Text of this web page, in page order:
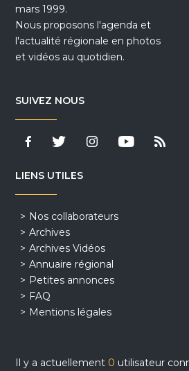
mars 1999.
Nous proposons l'agenda et
l'actualité régionale en photos
et vidéos au quotidien.
SUIVEZ NOUS
LIENS UTILES
Nos collaborateurs
Archives
Archives Vidéos
Annuaire régional
Petites annonces
FAQ
Mentions légales
Il y a actuellement 0 utilisateur